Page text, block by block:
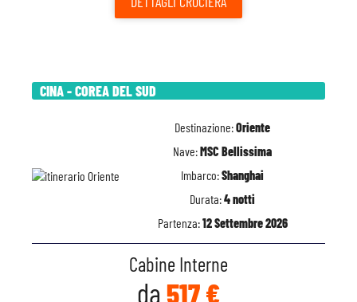
CINA - COREA DEL SUD
Destinazione:Oriente
Nave:MSC Bellissima
Imbarco:Shanghai
Durata:4 notti
Partenza:12 Settembre 2026
Cabine Interne
da 517 €